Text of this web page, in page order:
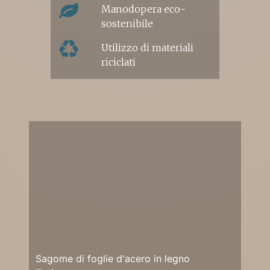
Manodopera eco-
sostenibile
Utilizzo di materiali
riciclati
Sagome di foglie d'acero in legno